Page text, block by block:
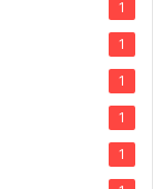
1
1
1
1
1